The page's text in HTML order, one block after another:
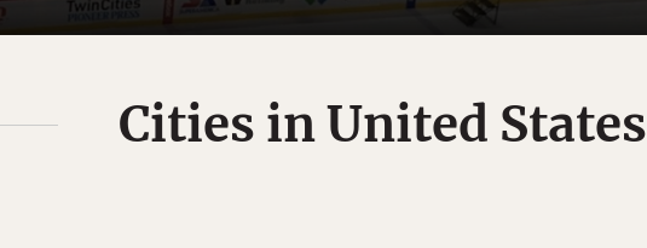
Cities in United States